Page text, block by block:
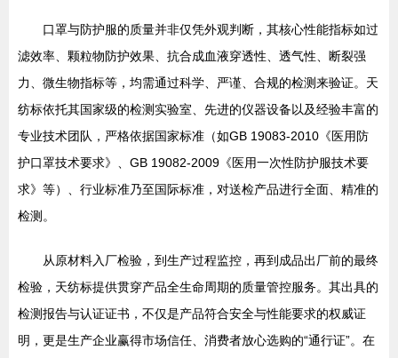
口罩与防护服的质量并非仅凭外观判断，其核心性能指标如过
滤效率、颗粒物防护效果、抗合成血液穿透性、透气性、断裂强
力、微生物指标等，均需通过科学、严谨、合规的检测来验证。天
纺标依托其国家级的检测实验室、先进的仪器设备以及经验丰富的
专业技术团队，严格依据国家标准（如GB 19083-2010《医用防
护口罩技术要求》、GB 19082-2009《医用一次性防护服技术要
求》等）、行业标准乃至国际标准，对送检产品进行全面、精准的
检测。
从原材料入厂检验，到生产过程监控，再到成品出厂前的最终
检验，天纺标提供贯穿产品全生命周期的质量管控服务。其出具的
检测报告与认证证书，不仅是产品符合安全与性能要求的权威证
明，更是生产企业赢得市场信任、消费者放心选购的“通行证”。在